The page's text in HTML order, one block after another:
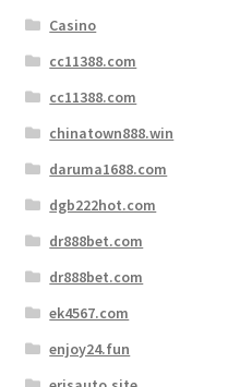
Casino
cc11388.com
cc11388.com
chinatown888.win
daruma1688.com
dgb222hot.com
dr888bet.com
dr888bet.com
ek4567.com
enjoy24.fun